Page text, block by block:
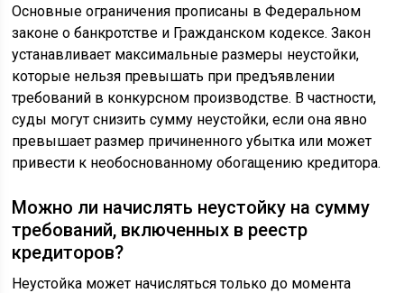
Основные ограничения прописаны в Федеральном
законе о банкротстве и Гражданском кодексе. Закон
устанавливает максимальные размеры неустойки,
которые нельзя превышать при предъявлении
требований в конкурсном производстве. В частности,
суды могут снизить сумму неустойки, если она явно
превышает размер причиненного убытка или может
привести к необоснованному обогащению кредитора.
Можно ли начислять неустойку на сумму
требований, включенных в реестр
кредиторов?
Неустойка может начисляться только до момента